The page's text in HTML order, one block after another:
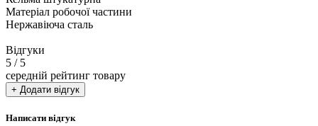
Матеріал робочої частини
Нержавіюча сталь
Відгуки
5 / 5
середній рейтинг товару
+ Додати відгук
Написати відгук